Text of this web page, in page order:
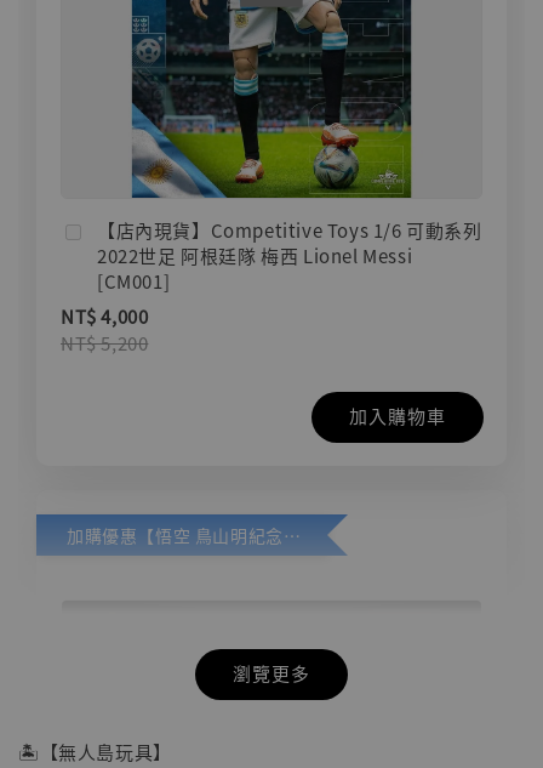
【店內現貨】Competitive Toys 1/6 可動系列
2022世足 阿根廷隊 梅西 Lionel Messi
[CM001]
NT$ 4,000
NT$ 5,200
加入購物車
加購優惠【悟空 鳥山明紀念款 [奇蹟工作室]】
瀏覽更多
🏝【無人島玩具】